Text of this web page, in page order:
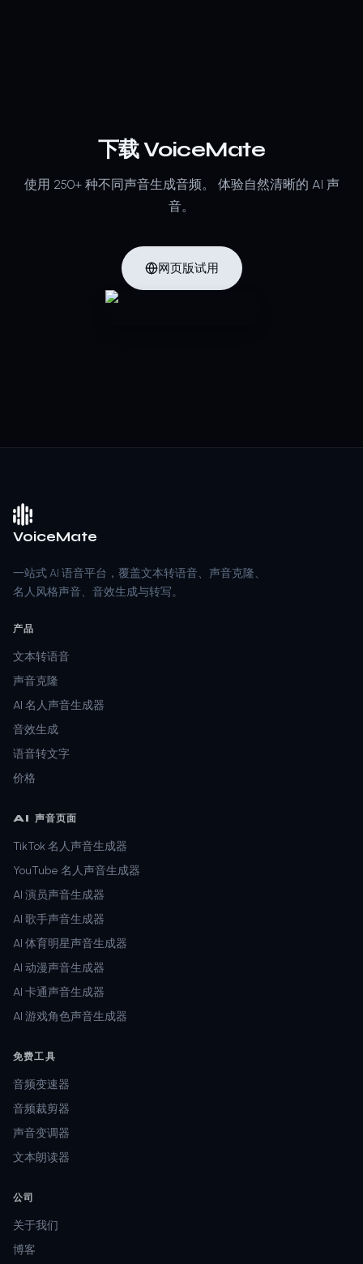
下载 VoiceMate
使用 250+ 种不同声音生成音频。
体验自然清晰的 AI 声
音。
网页版试用
VoiceMate
一站式 AI 语音平台，覆盖文本转语音、声音克隆、
名人风格声音、音效生成与转写。
产品
文本转语音
声音克隆
AI 名人声音生成器
音效生成
语音转文字
价格
AI 声音页面
TikTok 名人声音生成器
YouTube 名人声音生成器
AI 演员声音生成器
AI 歌手声音生成器
AI 体育明星声音生成器
AI 动漫声音生成器
AI 卡通声音生成器
AI 游戏角色声音生成器
免费工具
音频变速器
音频裁剪器
声音变调器
文本朗读器
公司
关于我们
博客